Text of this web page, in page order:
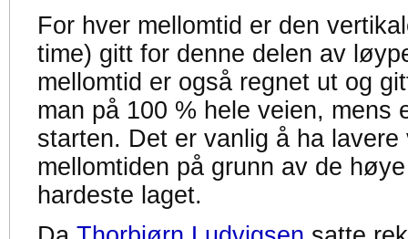
For hver mellomtid er den
time) gitt for denne delen av
mellomtid er også regnet ut og
man på 100 % hele veien, mens
starten. Det er vanlig å ha
mellomtiden på grunn av de
hardeste laget.